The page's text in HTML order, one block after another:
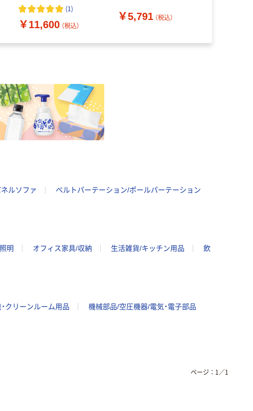
ッキング レッド 1台（2
(1)
￥11,600 （税込）
￥5,791 （税込）
ルソファ
ベルトパーテーション/ポールパーテーション
明 オフィス家具/収納 生活雑貨/キッチン用品
飲
クリーンルーム用品
機械部品/空圧機器/電気・電子部品
ページ： 1 ／1